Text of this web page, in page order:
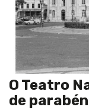
O Teatro
de